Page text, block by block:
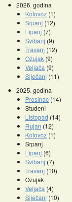
2026. godina
Kolovoz (1)
Srpanj (12)
Lipanj (7)
Svibanj (9)
Travanj (12)
Ožujak (9)
Veljača (9)
Siječanj (11)
2025. godina
Prosinac (14)
Studeni
Listopad (14)
Rujan (12)
Kolovoz (1)
Srpanj
Lipanj (6)
Svibanj (7)
Travanj (10)
Ožujak
Veljača (4)
Siječanj (10)